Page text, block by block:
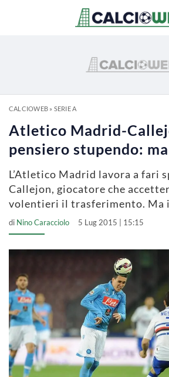
CALCIOWEB» SERIE A
Atletico Madrid-
pensiero stupendo:
L’Atletico Madrid lavora a fari
Callejon, giocatore che
volentieri il trasferimento. Ma
di Nino Caracciolo 5 Lug 2015 | 15:15